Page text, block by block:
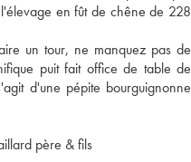
en fût de chêne de 228
un tour, ne manquez pas de
puit fait office de table de
d'une pépite bourguignonne
père & fils